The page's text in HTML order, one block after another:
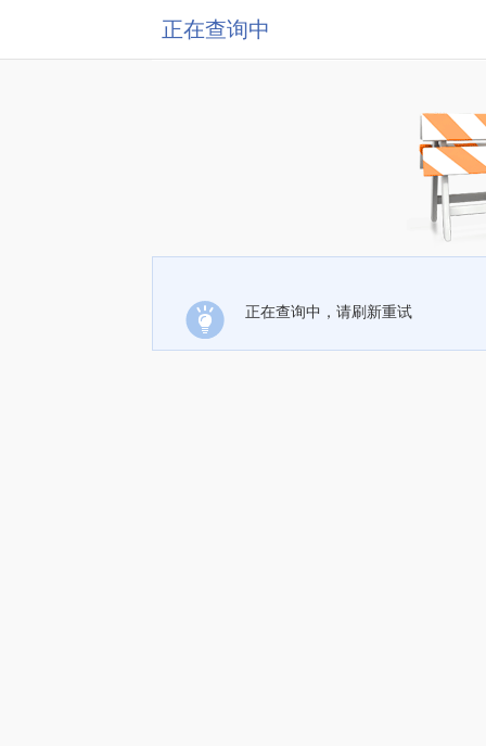
正在查询中
正在查询中，请刷新重试